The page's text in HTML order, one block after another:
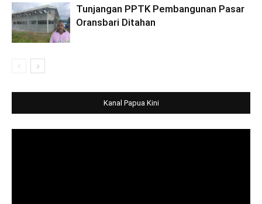
Tunjangan PPTK Pembangunan Pasar
Oransbari Ditahan
Kanal Papua Kini